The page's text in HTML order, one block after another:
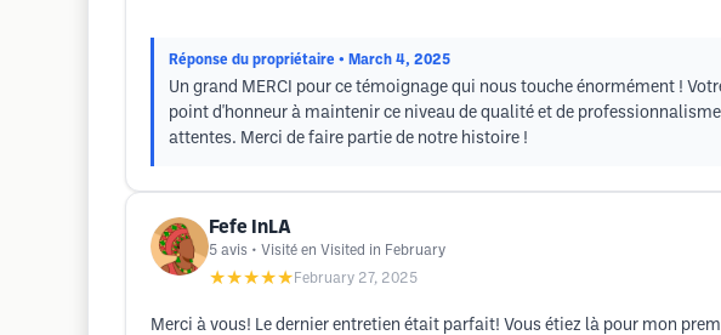
Réponse du propriétaire • March 4, 2025
Un grand MERCI pour ce témoignage qui nous touche énormément !
point d'honneur à maintenir ce niveau de qualité et de
attentes. Merci de faire partie de notre histoire !
Fefe InLA
5 avis • Visité en Visited in February
★★★★★ February 27, 2025
Merci à vous! Le dernier entretien était parfait! Vous étiez là pour mon